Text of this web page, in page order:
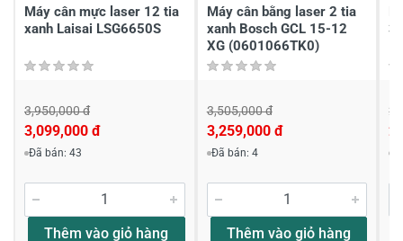
Khách hàng nhận xét về sản phẩm
Huỳnh Tuấn Hưng
Có giá đỡ treo tường đi kèm nếu mua máy không
Máy cân mực laser 12 tia
xanh Laisai LSG6650S
3,950,000 đ
3,099,000 đ
Đã bán: 43
Thêm vào giỏ hàng
Máy cân bằng laser 2 tia
xanh Bosch GCL 15-12
XG (0601066TK0)
3,505,000 đ
3,259,000 đ
Đã bán: 4
Thêm vào giỏ hàng